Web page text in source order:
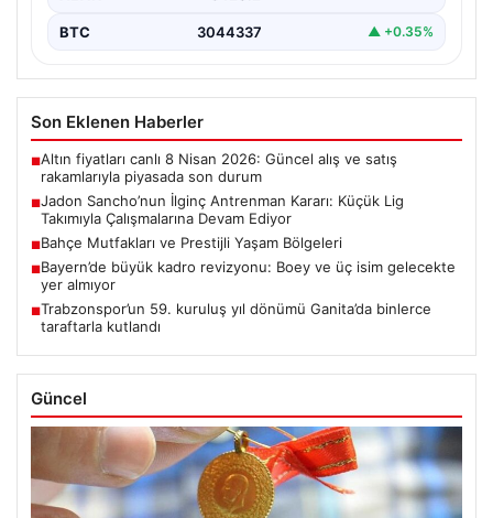
BTC 3044337 ▲ +0.35%
Son Eklenen Haberler
■Altın fiyatları canlı 8 Nisan 2026: Güncel alış ve satış
rakamlarıyla piyasada son durum
■Jadon Sancho’nun İlginç Antrenman Kararı: Küçük Lig
Takımıyla Çalışmalarına Devam Ediyor
■Bahçe Mutfakları ve Prestijli Yaşam Bölgeleri
■Bayern’de büyük kadro revizyonu: Boey ve üç isim gelecekte
yer almıyor
■Trabzonspor’un 59. kuruluş yıl dönümü Ganita’da binlerce
taraftarla kutlandı
Güncel